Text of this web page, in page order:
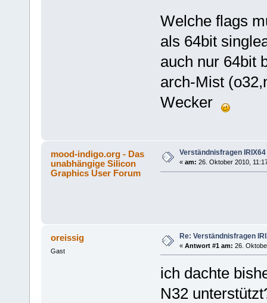
Welche flags
als 64bit
auch nur 64bit
arch-Mist
Wecker
mood-indigo.org - Das
unabhängige Silicon
Graphics User Forum
Verständnisfragen
« am: 26. Oktober 2010,
oreissig
Gast
Re: Verständnisfragen
« Antwort #1 am: 26.
ich dachte
N32